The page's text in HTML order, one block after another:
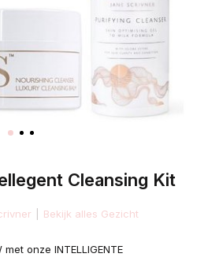
Cleansing Kit
Bekijk alles Gezicht
onze INTELLIGENTE